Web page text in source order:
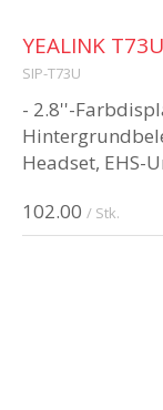
102.00 / Stk.
YEALINK
SIP-T73U
- 2.8''-
Headset, EHS-